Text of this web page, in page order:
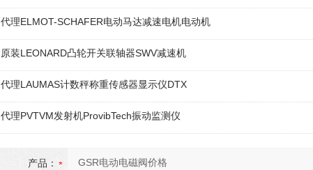
代理ELMOT-SCHAFER电动马达减速电机电动机
原装LEONARD凸轮开关联轴器‌SWV减速机
代理LAUMAS计数秤称重传感器显示仪DTX
代理PVTVM发射机ProvibTech振动监测仪
产品：